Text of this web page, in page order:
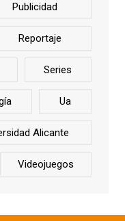
Publicidad
Reportaje
Series
Ua
Alicante
Videojuegos